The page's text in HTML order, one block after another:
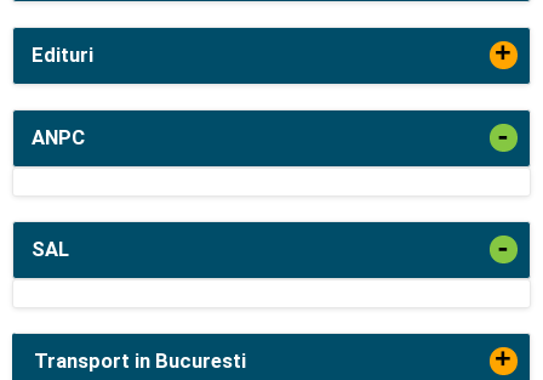
Edituri +
ANPC -
SAL -
Transport in Bucuresti +